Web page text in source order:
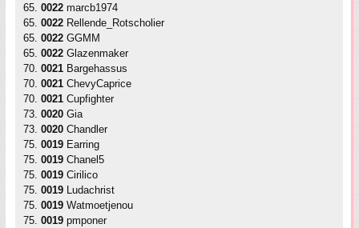
65. 0022 marcb1974
65. 0022 Rellende_Rotscholier
65. 0022 GGMM
65. 0022 Glazenmaker
70. 0021 Bargehassus
70. 0021 ChevyCaprice
70. 0021 Cupfighter
73. 0020 Gia
73. 0020 Chandler
75. 0019 Earring
75. 0019 Chanel5
75. 0019 Cirilico
75. 0019 Ludachrist
75. 0019 Watmoetjenou
75. 0019 pmponer